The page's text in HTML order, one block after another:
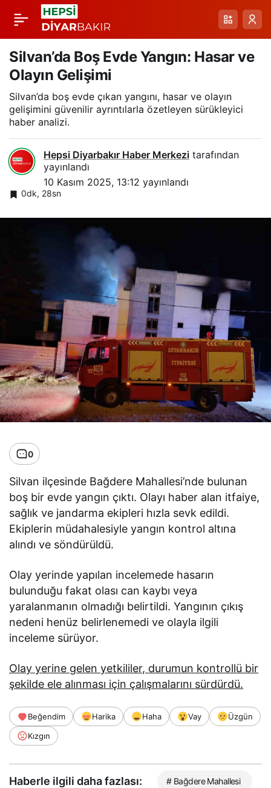
Silvan’da Boş Evde Yangın: Hasar ve
Olayın Gelişimi
Silvan’da boş evde çıkan yangını, hasar ve olayın
gelişimini güvenilir ayrıntılarla özetleyen sürükleyici
haber analizi.
Hepsi Diyarbakır Haber Merkezi tarafından
yayınlandı
10 Kasım 2025, 13:12 yayınlandı
0dk, 28sn
0
Silvan ilçesinde Bağdere Mahallesi’nde bulunan
boş bir evde yangın çıktı. Olayı haber alan itfaiye,
sağlık ve jandarma ekipleri hızla sevk edildi.
Ekiplerin müdahalesiyle yangın kontrol altına
alındı ve söndürüldü.
Olay yerinde yapılan incelemede hasarın
bulunduğu fakat olası can kaybı veya
yaralanmanın olmadığı belirtildi. Yangının çıkış
nedeni henüz belirlenemedi ve olayla ilgili
inceleme sürüyor.
Olay yerine gelen yetkililer, durumun kontrollü bir
şekilde ele alınması için çalışmalarını sürdürdü.
Beğendim Harika Haha Vay
Üzgün
Kızgın
Haberle ilgili daha fazlası: # Bağdere Mahallesi
Aldıkları Tedavilerle
14 Yıllık Umudun
Sonunda Bebek
Müjdesi
Paylaş